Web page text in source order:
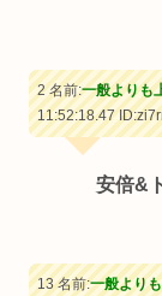
2 名前:一般よりも
11:52:18.47
安倍&
13 名前:一般より